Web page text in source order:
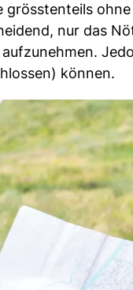
grösstenteils
nur das
können.